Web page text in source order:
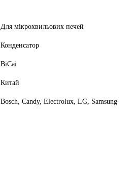
Для мікрохвильових печей
Конденсатор
BiCai
Китай
Bosch, Candy, Electrolux, LG, Samsung